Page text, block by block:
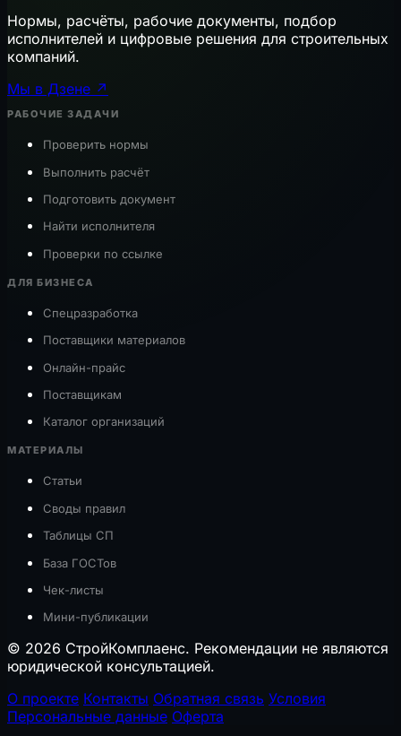
Нормы, расчёты, рабочие документы, подбор
исполнителей и цифровые решения для строительных
компаний.
Мы в Дзене ↗
РАБОЧИЕ ЗАДАЧИ
Проверить нормы
Выполнить расчёт
Подготовить документ
Найти исполнителя
Проверки по ссылке
ДЛЯ БИЗНЕСА
Спецразработка
Поставщики материалов
Онлайн-прайс
Поставщикам
Каталог организаций
МАТЕРИАЛЫ
Статьи
Своды правил
Таблицы СП
База ГОСТов
Чек-листы
Мини-публикации
© 2026 СтройКомплаенс. Рекомендации не являются
юридической консультацией.
О проекте Контакты Обратная связь Условия
Персональные данные Оферта